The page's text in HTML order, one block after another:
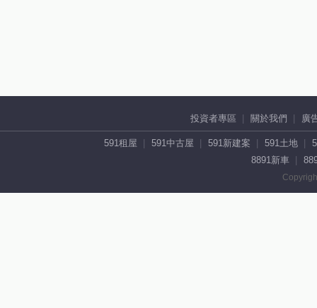
投資者專區 關於我們 廣
591租屋 591中古屋 591新建案 591土地
8891新車